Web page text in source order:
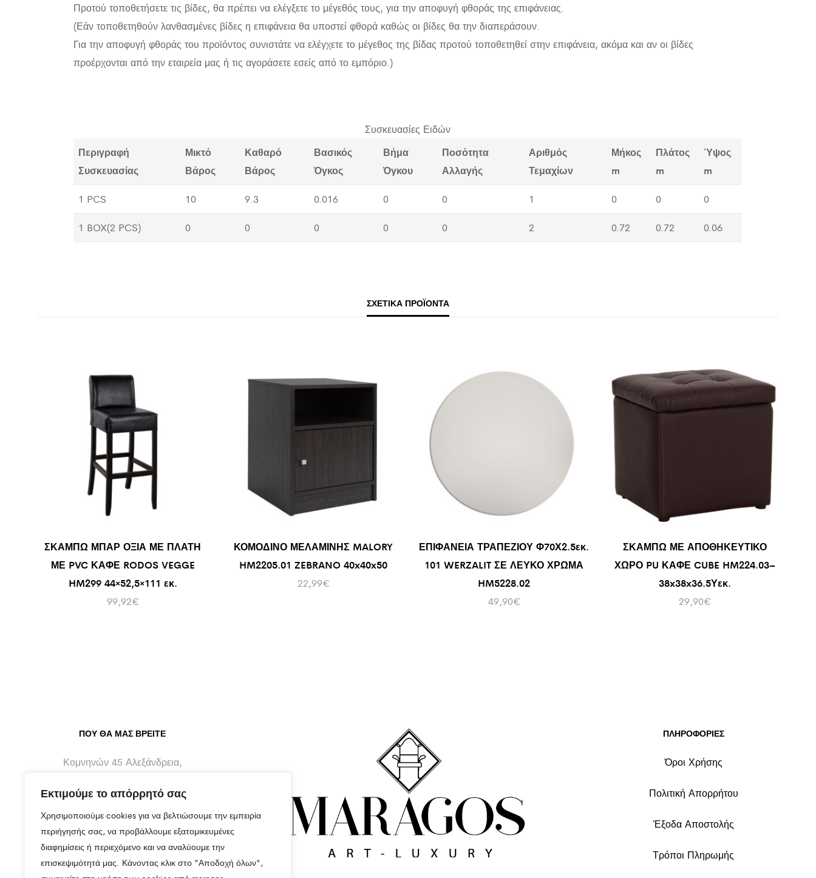
Εκτιμούμε το απόρρητό σας
Χρησιμοποιούμε cookies για να βελτιώσουμε την εμπειρία
περιήγησής σας, να προβάλλουμε εξατομικευμένες
διαφημίσεις ή περιεχόμενο και να αναλύουμε την
επισκεψιμότητά μας. Κάνοντας κλικ στο "Αποδοχή όλων",
Προτού τοποθετήσετε τις βίδες, θα πρέπει να ελέγξετε το μέγεθός τους, για την αποφυγή φθοράς της επιφάνειας.
(Εάν τοποθετηθούν λανθασμένες βίδες η επιφάνεια θα υποστεί φθορά καθώς οι βίδες θα την διαπεράσουν.
Για την αποφυγή φθοράς του προϊόντος συνιστάτε να ελέγχετε το μέγεθος της βίδας προτού τοποθετηθεί στην επιφάνεια, ακόμα και αν οι βίδες
προέρχονται από την εταιρεία μας ή τις αγοράσετε εσείς από το εμπόριο.)
Συσκευασίες Ειδών
Περιγραφή
Συσκευασίας
Μικτό
Βάρος
Καθαρό
Βάρος
Βασικός
Όγκος
Βήμα
Όγκου
Ποσότητα
Αλλαγής
Αριθμός
Τεμαχίων
Μήκος
m
Πλάτος
m
Ύψος
m
1 PCS 10 9.3 0.016 0 0 1 0 0 0
1 BOX(2 PCS) 0 0 0 0 0 2 0.72 0.72 0.06
ΣΧΕΤΙΚΆ ΠΡΟΪΌΝΤΑ
ΣΚΑΜΠΩ ΜΠΑΡ ΟΞΙΑ ΜΕ ΠΛΑΤΗ
ΜΕ PVC ΚΑΦΕ RODOS VEGGE
HM299 44×52,5×111 εκ.
99,92€
ΚΟΜΟΔΙΝΟ ΜΕΛΑΜΙΝΗΣ MALORY
HM2205.01 ZEBRANO 40x40x50
22,99€
ΕΠΙΦΑΝΕΙΑ ΤΡΑΠΕΖΙΟΥ Φ70Χ2.5εκ.
101 WERZALIT ΣΕ ΛΕΥΚΟ ΧΡΩΜΑ
HM5228.02
49,90€
ΣΚΑΜΠΩ ΜΕ ΑΠΟΘΗΚΕΥΤΙΚΟ
ΧΩΡΟ PU ΚΑΦΕ CUBE HM224.03–
38x38x36.5Υεκ.
29,90€
ΠΟΥ ΘΑ ΜΑΣ ΒΡΕΊΤΕ
Κομνηνών 45 Αλεξάνδρεια,
info@maragos-artluxury.com
+30 2333401170
+30 6930898907
ΠΛΗΡΟΦΟΡΙΕΣ
Όροι Χρήσης
Πολιτική Απορρήτου
Έξοδα Αποστολής
Τρόποι Πληρωμής